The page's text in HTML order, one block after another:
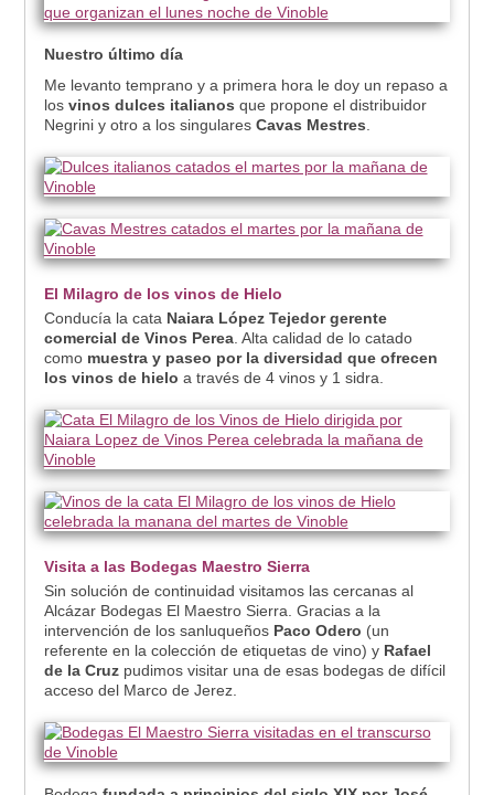
Nuestro último día
Me levanto temprano y a primera hora le doy un repaso a
los vinos dulces italianos que propone el distribuidor
Negrini y otro a los singulares Cavas Mestres
El Milagro de los vinos de Hielo
Conducía la cata Naiara López Tejedor gerente
comercial de Vinos Perea. Alta calidad de lo catado
como muestra y paseo por la diversidad que ofrecen
los vinos de hielo a través de 4 vinos y 1 sidra.
Visita a las Bodegas Maestro Sierra
Sin solución de continuidad visitamos las cercanas al
Alcázar Bodegas El Maestro Sierra. Gracias a la
intervención de los sanluqueños Paco Odero (un
referente en la colección de etiquetas de vino) y Rafael
de la Cruzpudimos visitar una de esas bodegas de difícil
acceso del Marco de Jerez.